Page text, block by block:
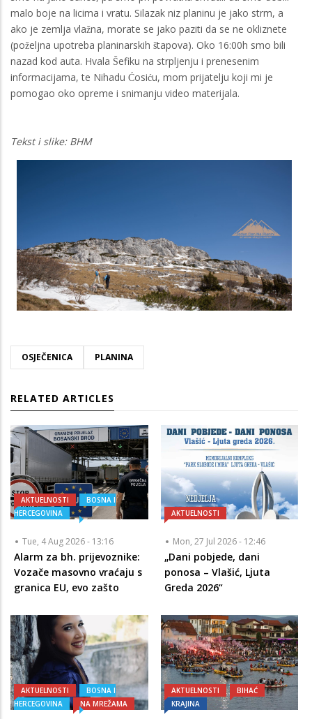
malo boje na licima i vratu. Silazak niz planinu je jako strm, a
ako je zemlja vlažna, morate se jako paziti da se ne okliznete
(poželjna upotreba planinarskih štapova). Oko 16:00h smo bili
nazad kod auta. Hvala Šefiku na strpljenju i prenesenim
informacijama, te Nihadu Ćosiću, mom prijatelju koji mi je
pomogao oko opreme i snimanju video materijala.
Tekst i slike: BHM
OSJEČENICA PLANINA
RELATED ARTICLES
AKTUELNOSTI
BOSNA I
HERCEGOVINA
Tue, 4 Aug 2026 - 13:16
Alarm za bh. prijevoznike:
Vozače masovno vraćaju s
granica EU, evo zašto
AKTUELNOSTI
Mon, 27 Jul 2026 - 12:46
„Dani pobjede, dani
ponosa – Vlašić, Ljuta
Greda 2026“
AKTUELNOSTI
BOSNA I
HERCEGOVINA
NA MREŽAMA
AKTUELNOSTI
BIHAĆ
KRAJINA